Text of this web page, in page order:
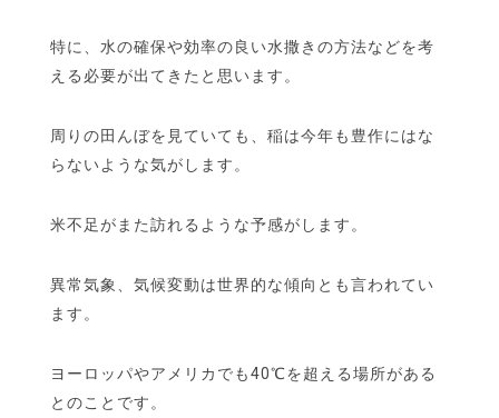
特に、水の確保や効率の良い水撒きの方法などを考
える必要が出てきたと思います。
周りの田んぼを見ていても、稲は今年も豊作にはな
らないような気がします。
米不足がまた訪れるような予感がします。
異常気象、気候変動は世界的な傾向とも言われてい
ます。
ヨーロッパやアメリカでも40℃を超える場所がある
とのことです。